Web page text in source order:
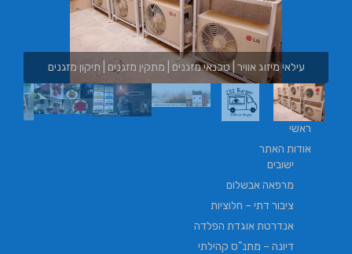
| תיקון מזגנים בורגר באשכול | בורגר 232 | Burger 232 | בורגר בר
ראשי
אודות האתר
ישובים
מרפאה אבשלום
ציבור דתי – חלוציות
אנדרטת אוגדת הפלדה
דיונה – מתנ"ס קהילתי